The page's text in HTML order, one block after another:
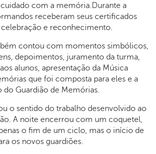
com a memória.Durante a
receberam seus certificados
e reconhecimento.
contou com momentos simbólicos,
depoimentos, juramento da turma,
alunos, apresentação da Música
que foi composta para eles e a
do Guardião de Memórias.
o sentido do trabalho desenvolvido ao
A noite encerrou com um coquetel,
o fim de um ciclo, mas o início de
os novos guardiões.